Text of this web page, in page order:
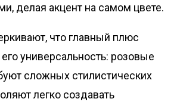
делая акцент на самом цвете.
что главный плюс
универсальность: розовые
сложных стилистических
легко создавать